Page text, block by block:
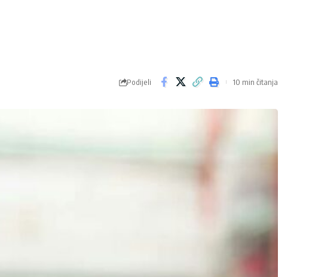
Podijeli 10 min čitanja